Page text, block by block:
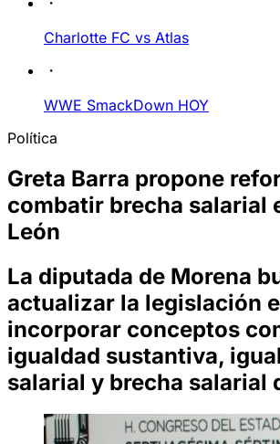
Charlotte FC vs Atlas
WWE SmackDown HOY
Política
Greta Barra propone
combatir brecha salarial
León
La diputada de Morena
actualizar la legislación
incorporar conceptos
igualdad sustantiva,
salarial y brecha salarial